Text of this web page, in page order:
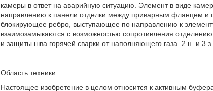
камеры в ответ на аварийную ситуацию. Элемент в виде
направлению к панели отделки между приварным фланцем и
блокирующее ребро, выступающее по направлению к
взаимозамыкаются с возможностью сопротивления
и защиты шва горячей сварки от наполняющего газа. 2 н. и 3
Область техники
Настоящее изобретение в целом относится к активным